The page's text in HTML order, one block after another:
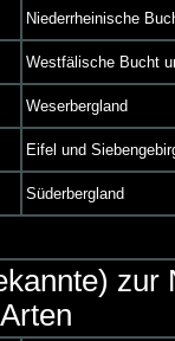
Niederrheinische
Westfälische Bucht
Weserbergland
Eifel und
Süderbergland
zur